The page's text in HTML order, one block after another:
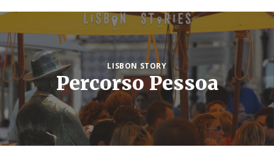
LISBON STORY
Percorso Pessoa